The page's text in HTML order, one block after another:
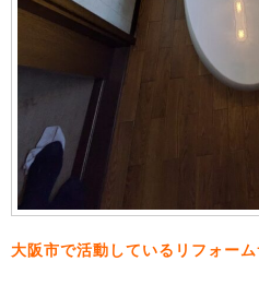
大阪市で活動しているリフォーム